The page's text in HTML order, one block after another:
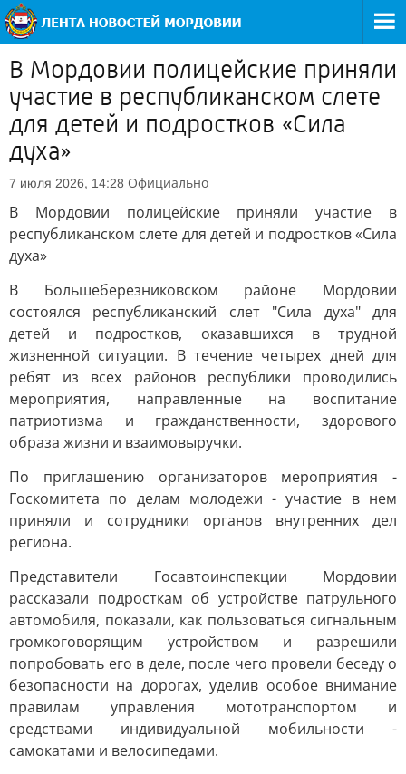
В Мордовии полицейские приняли
участие в республиканском слете
для детей и подростков «Сила
духа»
7 июля 2026, 14:28 Официально
В Мордовии полицейские приняли участие в
республиканском слете для детей и подростков «Сила
духа»
В Большеберезниковском районе Мордовии
состоялся республиканский слет "Сила духа" для
детей и подростков, оказавшихся в трудной
жизненной ситуации. В течение четырех дней для
ребят из всех районов республики проводились
мероприятия, направленные на воспитание
патриотизма и гражданственности, здорового
образа жизни и взаимовыручки.
По приглашению организаторов мероприятия -
Госкомитета по делам молодежи - участие в нем
приняли и сотрудники органов внутренних дел
региона.
Представители Госавтоинспекции Мордовии
рассказали подросткам об устройстве патрульного
автомобиля, показали, как пользоваться сигнальным
громкоговорящим устройством и разрешили
попробовать его в деле, после чего провели беседу о
безопасности на дорогах, уделив особое внимание
правилам управления мототранспортом и
средствами индивидуальной мобильности -
самокатами и велосипедами.